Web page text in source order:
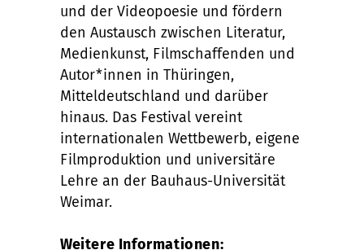
und der Videopoesie und fördern
den Austausch zwischen Literatur,
Medienkunst, Filmschaffenden und
Autor*innen in Thüringen,
Mitteldeutschland und darüber
hinaus. Das Festival vereint
internationalen Wettbewerb, eigene
Filmproduktion und universitäre
Lehre an der Bauhaus-Universität
Weimar.
Weitere Informationen: